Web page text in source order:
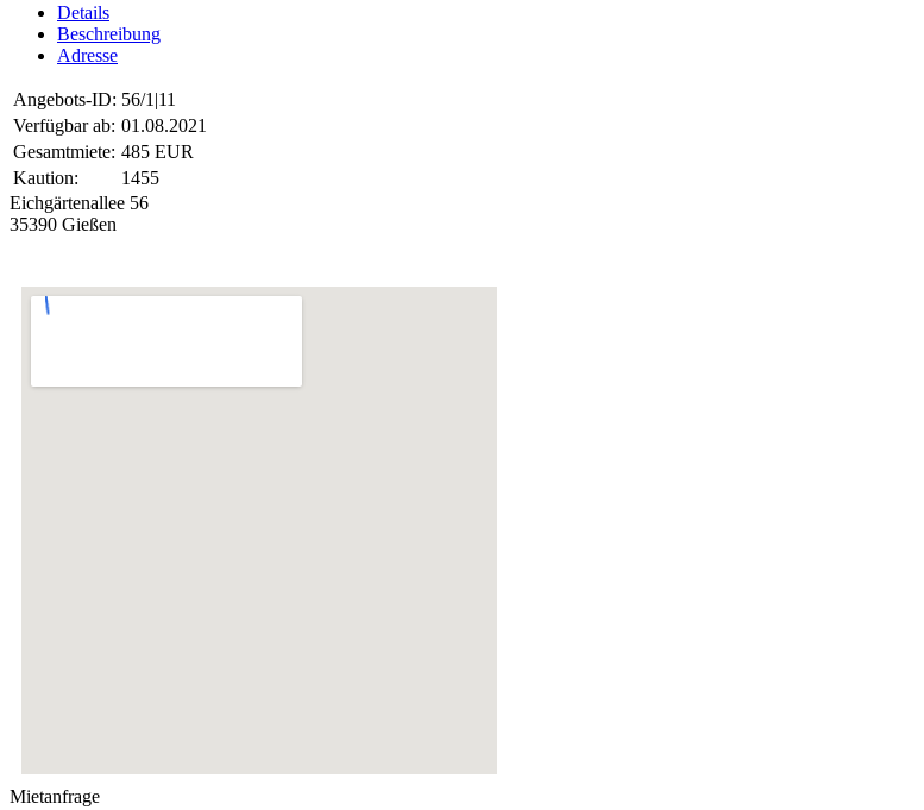
Details
Beschreibung
Adresse
Angebots-ID: 56/1|11
Verfügbar ab: 01.08.2021
Gesamtmiete: 485 EUR
Kaution:
1455
Eichgärtenallee 56
35390 Gießen
Mietanfrage